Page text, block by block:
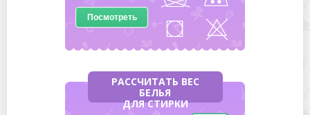
Посмотреть
РАССЧИТАТЬ ВЕС
БЕЛЬЯ
ДЛЯ СТИРКИ